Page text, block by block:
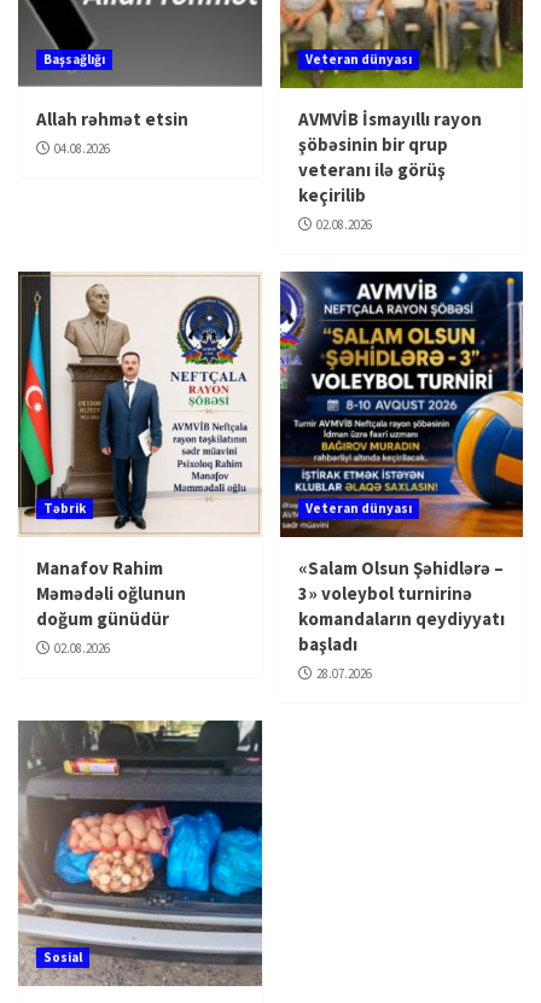
Başsağlığı
Allah rəhmət etsin
04.08.2026
Veteran dünyası
AVMVİB İsmayıllı rayon
şöbəsinin bir qrup
veteranı ilə görüş
keçirilib
02.08.2026
Təbrik
Manafov Rahim
Məmədəli oğlunun
doğum günüdür
02.08.2026
Veteran dünyası
«Salam Olsun Şəhidlərə –
3» voleybol turnirinə
komandaların qeydiyyatı
başladı
28.07.2026
Sosial